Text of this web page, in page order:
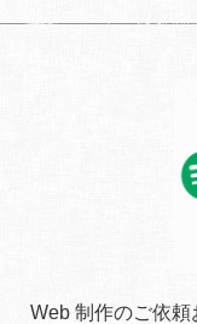
Web 制作のご依頼